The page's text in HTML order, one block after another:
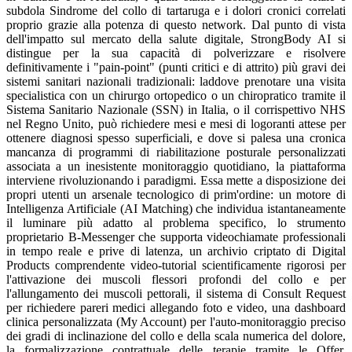
subdola Sindrome del collo di tartaruga e i dolori cronici correlati
proprio grazie alla potenza di questo network. Dal punto di vista
dell'impatto sul mercato della salute digitale, StrongBody AI si
distingue per la sua capacità di polverizzare e risolvere
definitivamente i "pain-point" (punti critici e di attrito) più gravi dei
sistemi sanitari nazionali tradizionali: laddove prenotare una visita
specialistica con un chirurgo ortopedico o un chiropratico tramite il
Sistema Sanitario Nazionale (SSN) in Italia, o il corrispettivo NHS
nel Regno Unito, può richiedere mesi e mesi di logoranti attese per
ottenere diagnosi spesso superficiali, e dove si palesa una cronica
mancanza di programmi di riabilitazione posturale personalizzati
associata a un inesistente monitoraggio quotidiano, la piattaforma
interviene rivoluzionando i paradigmi. Essa mette a disposizione dei
propri utenti un arsenale tecnologico di prim'ordine: un motore di
Intelligenza Artificiale (AI Matching) che individua istantaneamente
il luminare più adatto al problema specifico, lo strumento
proprietario B-Messenger che supporta videochiamate professionali
in tempo reale e prive di latenza, un archivio criptato di Digital
Products comprendente video-tutorial scientificamente rigorosi per
l'attivazione dei muscoli flessori profondi del collo e per
l'allungamento dei muscoli pettorali, il sistema di Consult Request
per richiedere pareri medici allegando foto e video, una dashboard
clinica personalizzata (My Account) per l'auto-monitoraggio preciso
dei gradi di inclinazione del collo e della scala numerica del dolore,